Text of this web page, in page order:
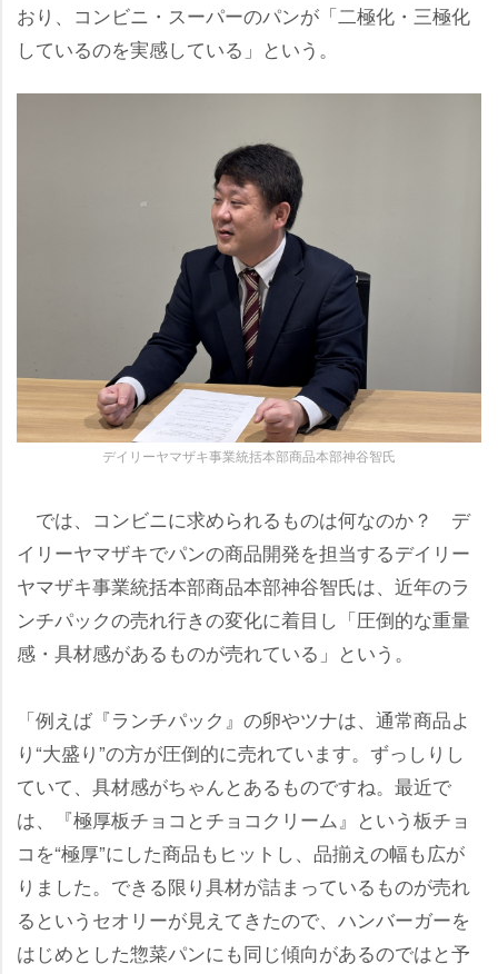
おり、コンビニ・スーパーのパンが「二極化・三極化
しているのを実感している」という。
デイリーヤマザキ事業統括本部商品本部神谷智氏
では、コンビニに求められるものは何なのか？ デ
イリーヤマザキでパンの商品開発を担当するデイリー
ヤマザキ事業統括本部商品本部神谷智氏は、近年のラ
ンチパックの売れ行きの変化に着目し「圧倒的な重量
感・具材感があるものが売れている」という。
「例えば『ランチパック』の卵やツナは、通常商品よ
り“大盛り”の方が圧倒的に売れています。ずっしりし
ていて、具材感がちゃんとあるものですね。最近で
は、『極厚板チョコとチョコクリーム』という板チョ
コを“極厚”にした商品もヒットし、品揃えの幅も広が
りました。できる限り具材が詰まっているものが売れ
るというセオリーが見えてきたので、ハンバーガーを
はじめとした惣菜パンにも同じ傾向があるのではと予